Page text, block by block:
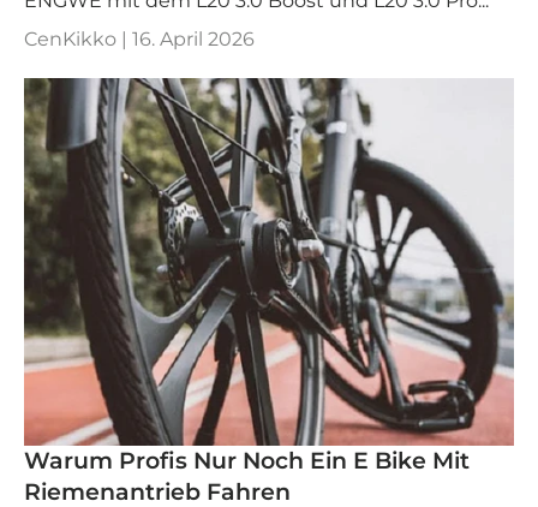
CenKikko | 16. April 2026
Warum Profis Nur Noch Ein E Bike Mit
Riemenantrieb Fahren